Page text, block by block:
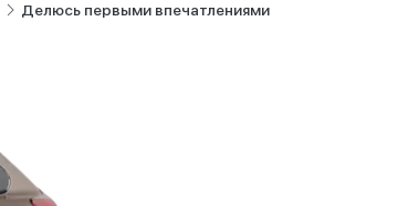
Делюсь первыми впечатлениями